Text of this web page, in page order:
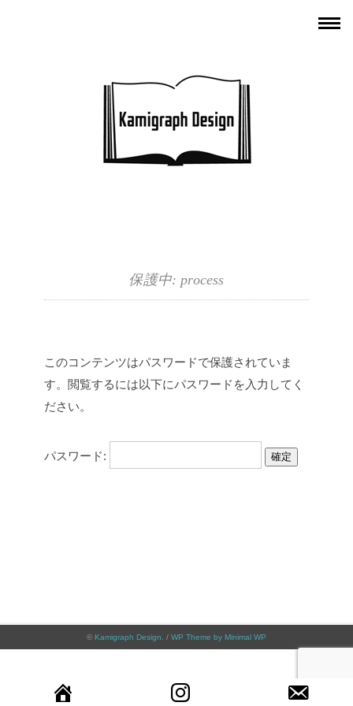
保護中: process
このコンテンツはパスワードで保護されていま
す。閲覧するには以下にパスワードを入力してく
ださい。
パスワード:
© Kamigraph Design . / WP Theme by Minimal WP